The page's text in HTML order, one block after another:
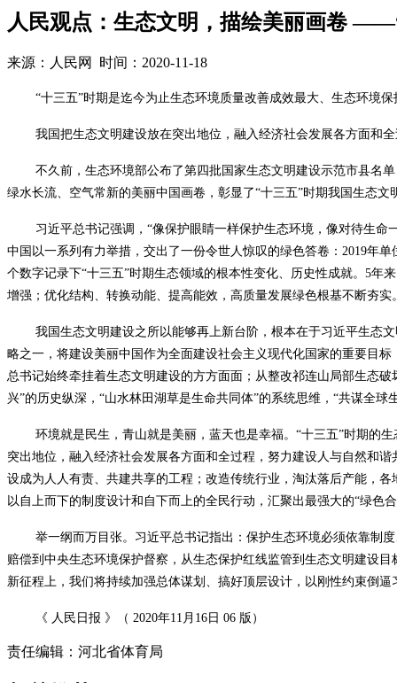
人民观点：生态文明，描绘美丽画卷
来源：人民网 时间：2020-11-18
“十三五”时期是迄今为止生态环境质量改善成效最大、生态环境
我国把生态文明建设放在突出地位，融入经济社会发展各方面和
不久前，生态环境部公布了第四批国家生态文明建设示范市县名
绿水长流、空气常新的美丽中国画卷，彰显了“十三五”时期我国生态文
习近平总书记强调，“像保护眼睛一样保护生态环境，像对待生
中国以一系列有力举措，交出了一份令世人惊叹的绿色答卷：2019年
个数字记录下“十三五”时期生态领域的根本性变化、历史性成就。5
增强；优化结构、转换动能、提高能效，高质量发展绿色根基不断夯
我国生态文明建设之所以能够再上新台阶，根本在于习近平生态
略之一，将建设美丽中国作为全面建设社会主义现代化国家的重要目
总书记始终牵挂着生态文明建设的方方面面；从整改祁连山局部生态
兴”的历史纵深，“山水林田湖草是生命共同体”的系统思维，“共谋全
环境就是民生，青山就是美丽，蓝天也是幸福。“十三五”时期的
突出地位，融入经济社会发展各方面和全过程，努力建设人与自然和
设成为人人有责、共建共享的工程；改造传统行业，淘汰落后产能，
以自上而下的制度设计和自下而上的全民行动，汇聚出最强大的“绿色
举一纲而万目张。习近平总书记指出：保护生态环境必须依靠制
赔偿到中央生态环境保护督察，从生态保护红线监管到生态文明建设
新征程上，我们将持续加强总体谋划、搞好顶层设计，以刚性约束倒
《 人民日报 》（ 2020年11月16日 06 版）
责任编辑：河北省体育局